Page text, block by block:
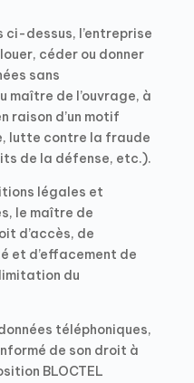
ci-dessus, l’entreprise
céder ou donner
sans
maître de l’ouvrage, à
raison d’un motif
lutte contre la fraude
de la défense, etc.).
légales et
le maître de
d’accès, de
et d’effacement de
du
téléphoniques,
de son droit à
BLOCTEL